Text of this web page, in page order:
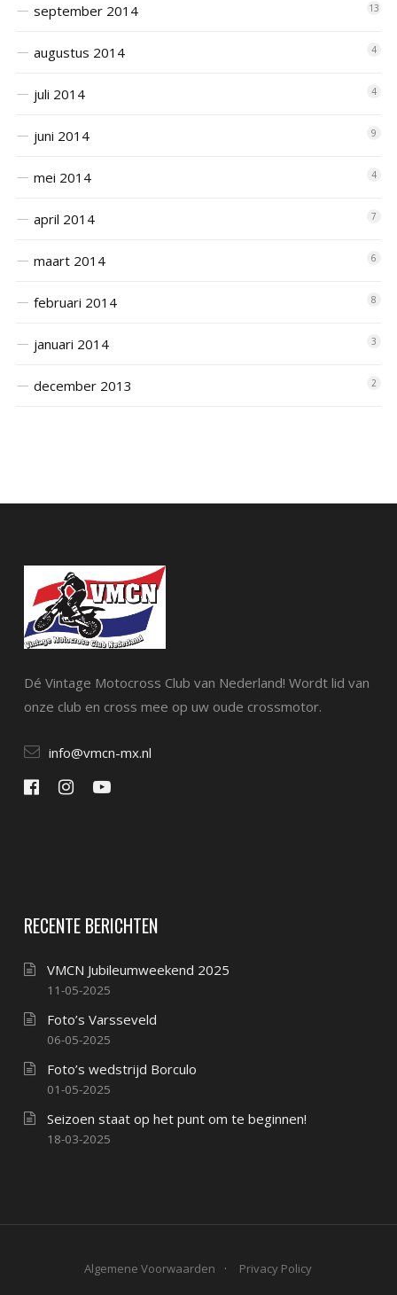
september 2014 13
augustus 2014 4
juli 2014 4
juni 2014 9
mei 2014 4
april 2014 7
maart 2014 6
februari 2014 8
januari 2014 3
december 2013 2
Dé Vintage Motocross Club van Nederland! Wordt lid van
onze club en cross mee op uw oude crossmotor.
info@vmcn-mx.nl
RECENTE BERICHTEN
VMCN Jubileumweekend 2025
11-05-2025
Foto’s Varsseveld
06-05-2025
Foto’s wedstrijd Borculo
01-05-2025
Seizoen staat op het punt om te beginnen!
18-03-2025
Algemene Voorwaarden Privacy Policy